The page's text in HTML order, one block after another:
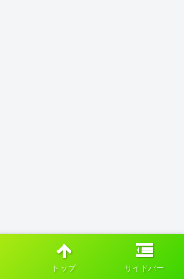
トップ サイドバー